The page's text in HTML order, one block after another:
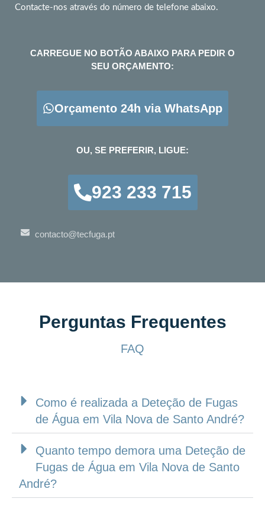
Contacte-nos através do número de telefone abaixo.
CARREGUE NO BOTÃO ABAIXO PARA PEDIR O
SEU ORÇAMENTO:
Orçamento 24h via WhatsApp
OU, SE PREFERIR, LIGUE:
923 233 715
contacto@tecfuga.pt
Perguntas Frequentes
FAQ
Como é realizada a Deteção de Fugas
de Água em Vila Nova de Santo André?
Quanto tempo demora uma Deteção de
Fugas de Água em Vila Nova de Santo
André?